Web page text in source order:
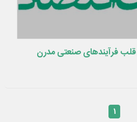
فرآیندهای صنعتی مدرن
۱